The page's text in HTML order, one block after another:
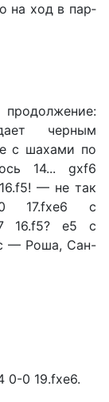
на ход в пар­
черным
с шахами по
14... gxf6
— не так
17.fxe6 с
16.f5? е5 с
— Роша, Сан-
0-0 19.fxe6.